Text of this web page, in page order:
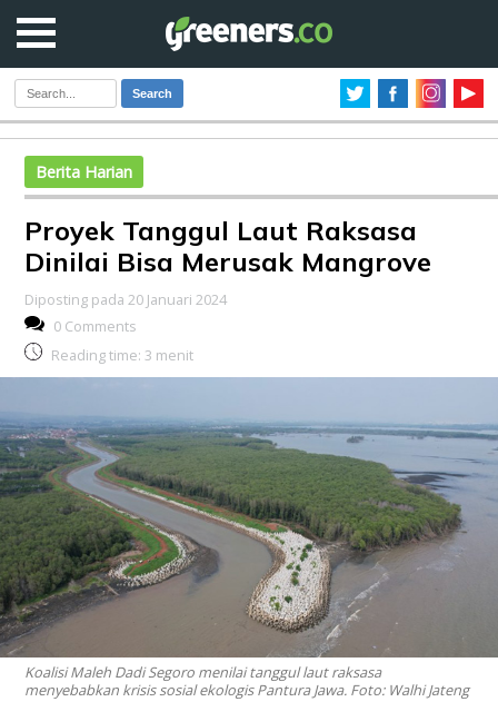
Search
Berita Harian
Proyek Tanggul Laut Raksasa
Dinilai Bisa Merusak Mangrove
Diposting pada 20 Januari 2024
0 Comments
Reading time: 3 menit
Koalisi Maleh Dadi Segoro menilai tanggul laut raksasa
menyebabkan krisis sosial ekologis Pantura Jawa. Foto: Walhi Jateng